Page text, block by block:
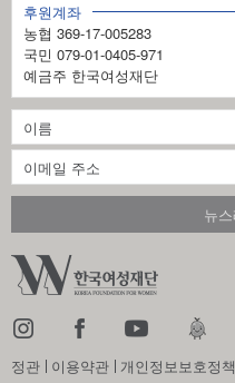
후원계좌
농협 369-17-005283
국민 079-01-0405-971
예금주 한국여성재단
정관 이용약관 개인정보보호정책